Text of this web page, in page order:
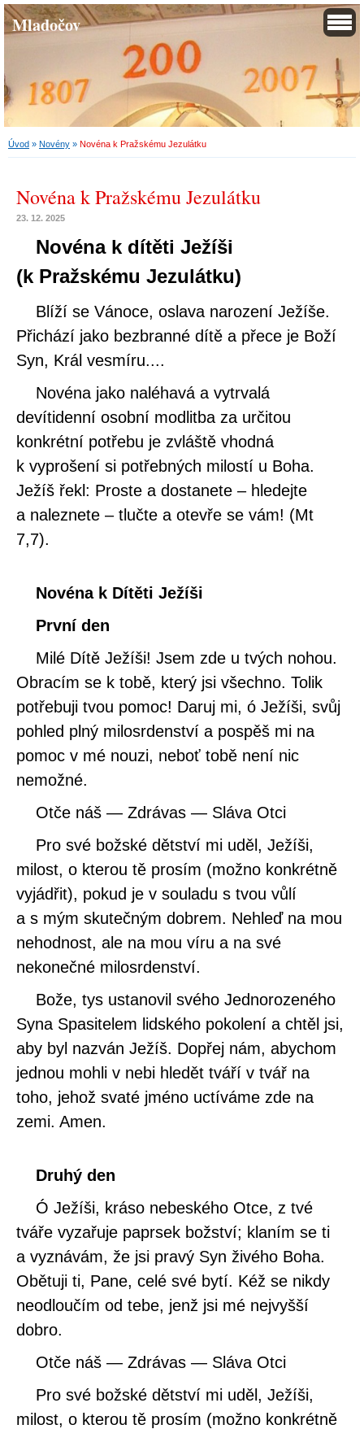
Mladočov
Úvod » Novény » Novéna k Pražskému Jezulátku
Novéna k Pražskému Jezulátku
23. 12. 2025
Novéna k dítěti Ježíši
(k Pražskému Jezulátku)
Blíží se Vánoce, oslava narození Ježíše.
Přichází jako bezbranné dítě a přece je Boží
Syn, Král vesmíru....
Novéna jako naléhavá a vytrvalá
devítidenní osobní modlitba za určitou
konkrétní potřebu je zvláště vhodná
k vyprošení si potřebných milostí u Boha.
Ježíš řekl: Proste a dostanete – hledejte
a naleznete – tlučte a otevře se vám! (Mt
7,7).
Novéna k Dítěti Ježíši
První den
Milé Dítě Ježíši! Jsem zde u tvých nohou.
Obracím se k tobě, který jsi všechno. Tolik
potřebuji tvou pomoc! Daruj mi, ó Ježíši, svůj
pohled plný milosrdenství a pospěš mi na
pomoc v mé nouzi, neboť tobě není nic
nemožné.
Otče náš — Zdrávas — Sláva Otci
Pro své božské dětství mi uděl, Ježíši,
milost, o kterou tě prosím (možno konkrétně
vyjádřit), pokud je v souladu s tvou vůlí
a s mým skutečným dobrem. Nehleď na mou
nehodnost, ale na mou víru a na své
nekonečné milosrdenství.
Bože, tys ustanovil svého Jednorozeného
Syna Spasitelem lidského pokolení a chtěl jsi,
aby byl nazván Ježíš. Dopřej nám, abychom
jednou mohli v nebi hledět tváří v tvář na
toho, jehož svaté jméno uctíváme zde na
zemi. Amen.
Druhý den
Ó Ježíši, kráso nebeského Otce, z tvé
tváře vyzařuje paprsek božství; klaním se ti
a vyznávám, že jsi pravý Syn živého Boha.
Obětuji ti, Pane, celé své bytí. Kéž se nikdy
neodloučím od tebe, jenž jsi mé nejvyšší
dobro.
Otče náš — Zdrávas — Sláva Otci
Pro své božské dětství mi uděl, Ježíši,
milost, o kterou tě prosím (možno konkrétně